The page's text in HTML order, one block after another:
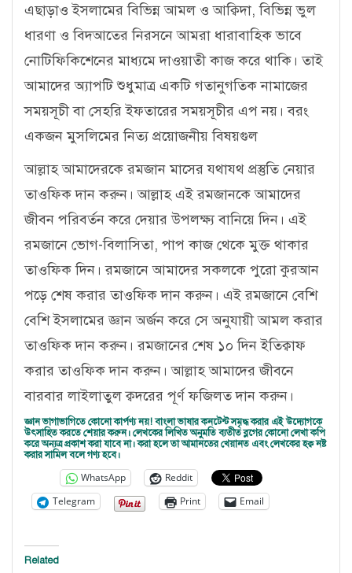
এছাড়াও ইসলামের বিভিন্ন আমল ও আক্বিদা, বিভিন্ন ভুল
ধারণা ও বিদআতের নিরসনে আমরা ধারাবাহিক ভাবে
নোটিফিকিশেনের মাধ্যমে দাওয়াতী কাজ করে থাকি। তাই
আমাদের অ্যাপটি শুধুমাত্র একটি গতানুগতিক নামাজের
সময়সূচী বা সেহরি ইফতারের সময়সূচীর এপ নয়। বরং
একজন মুসলিমের নিত্য প্রয়োজনীয় বিষয়গুল
আল্লাহ আমাদেরকে রমজান মাসের যথাযথ প্রস্তুতি নেয়ার
তাওফিক দান করুন। আল্লাহ এই রমজানকে আমাদের
জীবন পরিবর্তন করে দেয়ার উপলক্ষ্য বানিয়ে দিন। এই
রমজানে ভোগ-বিলাসিতা, পাপ কাজ থেকে মুক্ত থাকার
তাওফিক দিন। রমজানে আমাদের সকলকে পুরো কুরআন
পড়ে শেষ করার তাওফিক দান করুন। এই রমজানে বেশি
বেশি ইসলামের জ্ঞান অর্জন করে সে অনুযায়ী আমল করার
তাওফিক দান করুন। রমজানের শেষ ১০ দিন ইতিক্বাফ
করার তাওফিক দান করুন। আল্লাহ আমাদের জীবনে
বারবার লাইলাতুল ক্বদরের পূর্ণ ফজিলত দান করুন।
জ্ঞান ভাগাভাগিতে কোনো কার্পণ্য নয়! বাংলা ভাষার কনটেন্ট সমৃদ্ধ করার এই উদ্যোগকে
উৎসাহিত করতে শেয়ার করুন। লেখকের লিখিত অনুমতি ব্যতীত ব্লগের কোনো লেখা কপি
করে অন্যত্র প্রকাশ করা যাবে না। করা হলে তা আমানতের খেয়ানত এবং লেখকের হক্ব নষ্ট
করার সামিল বলে গণ্য হবে।
WhatsApp
Reddit
Telegram
Print Email
Related